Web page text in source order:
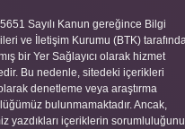
Sayılı Kanun gereğince Bilgi
ve İletişim Kurumu (BTK)
bir Yer Sağlayıcı olarak hizmet
Bu nedenle, sitedeki içerikleri
denetleme veya araştırma
bulunmamaktadır. Ancak,
yazdıkları içeriklerin sorumluluğunu